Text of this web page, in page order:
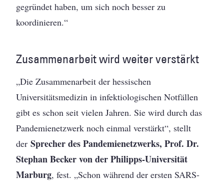
gegründet haben, um sich noch besser zu
koordinieren.“
Zusammenarbeit wird weiter verstärkt
„Die Zusammenarbeit der hessischen
Universitätsmedizin in infektiologischen Notfällen
gibt es schon seit vielen Jahren. Sie wird durch das
Pandemienetzwerk noch einmal verstärkt“, stellt
der Sprecher des Pandemienetzwerks, Prof. Dr.
Stephan Becker von der Philipps-Universität
Marburg, fest. „Schon während der ersten SARS-